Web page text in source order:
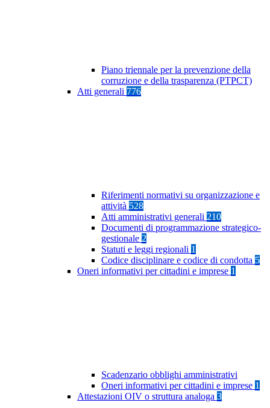
Piano triennale per la prevenzione della
corruzione e della trasparenza (PTPCT)
Atti generali 776
Riferimenti normativi su organizzazione e
attività 528
Atti amministrativi generali 210
Documenti di programmazione strategico-
gestionale 2
Statuti e leggi regionali 1
Codice disciplinare e codice di condotta 5
Oneri informativi per cittadini e imprese 1
Scadenzario obblighi amministrativi
Oneri informativi per cittadini e imprese 1
Attestazioni OIV o struttura analoga 3